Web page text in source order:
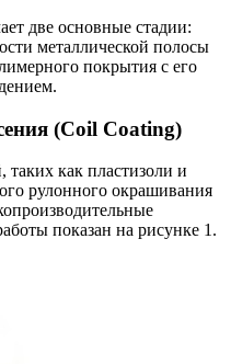
две основные стадии:
металлической полосы
покрытия с его
(Coil Coating)
как пластизоли и
рулонного окрашивания
показан на рисунке 1.